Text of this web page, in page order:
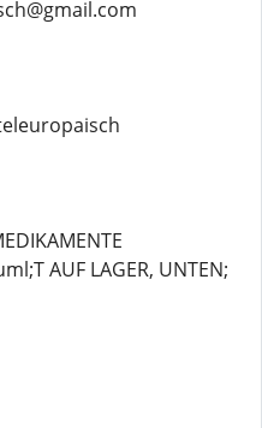
AUF LAGER, UNTEN;